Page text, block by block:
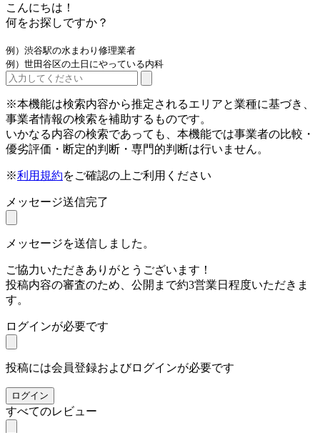
こんにちは！
何をお探しですか？
例）渋谷駅の水まわり修理業者
例）世田谷区の土日にやっている内科
※本機能は検索内容から推定されるエリアと業種に基づき、
事業者情報の検索を補助するものです。
いかなる内容の検索であっても、本機能では事業者の比較・
優劣評価・断定的判断・専門的判断は行いません。
※利用規約をご確認の上ご利用ください
メッセージ送信完了
メッセージを送信しました。
ご協力いただきありがとうございます！
投稿内容の審査のため、公開まで約3営業日程度いただきま
す。
ログインが必要です
投稿には会員登録およびログインが必要です
ログイン
すべてのレビュー